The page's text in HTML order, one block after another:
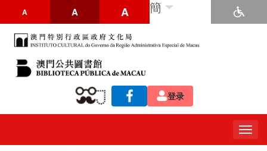
A A A 簡
登录